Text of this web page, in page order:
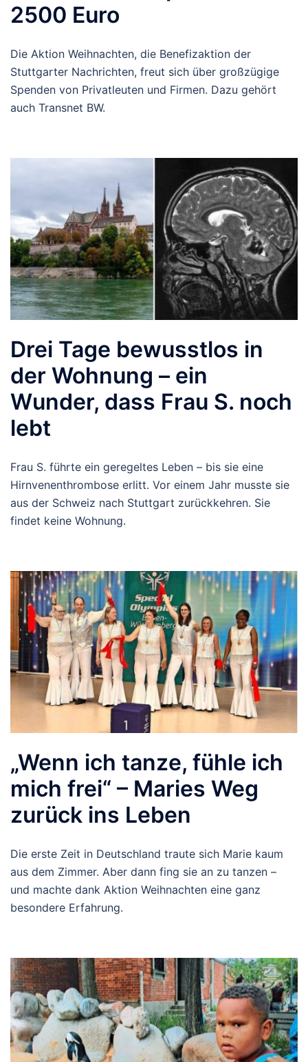
2500 Euro
Die Aktion Weihnachten, die Benefizaktion der
Stuttgarter Nachrichten, freut sich über großzügige
Spenden von Privatleuten und Firmen. Dazu gehört
auch Transnet BW.
Drei Tage bewusstlos in
der Wohnung – ein
Wunder, dass Frau S. noch
lebt
Frau S. führte ein geregeltes Leben – bis sie eine
Hirnvenenthrombose erlitt. Vor einem Jahr musste sie
aus der Schweiz nach Stuttgart zurückkehren. Sie
findet keine Wohnung.
„Wenn ich tanze, fühle ich
mich frei“ – Maries Weg
zurück ins Leben
Die erste Zeit in Deutschland traute sich Marie kaum
aus dem Zimmer. Aber dann fing sie an zu tanzen –
und machte dank Aktion Weihnachten eine ganz
besondere Erfahrung.